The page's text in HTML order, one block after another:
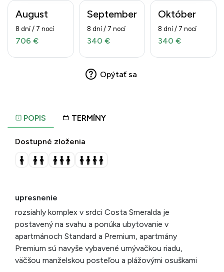
POPIS TERMÍNY
Dostupné zloženia
upresnenie
rozsiahly komplex v srdci Costa Smeralda je
postavený na svahu a ponúka ubytovanie v
apartmánoch Standard a Premium, apartmány
Premium sú navyše vybavené umývačkou riadu,
väčšou manželskou posteľou a plážovými osuškami
August
8 dní / 7 nocí
706 €
September
8 dní / 7 nocí
340 €
Október
8 dní / 7 nocí
340 €
Opýtať sa